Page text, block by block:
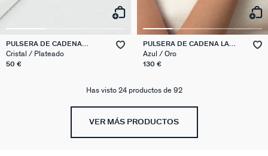
PULSERA DE CADENA
RONDOU
Cristal / Plateado
50 €
PULSERA DE CADENA LA
RIVIERA
Azul / Oro
130 €
Has visto 24 productos de 92
VER MÁS PRODUCTOS